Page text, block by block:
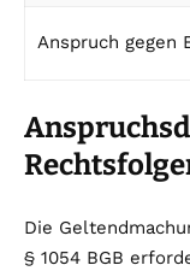
Anspruch gegen
Die
§ 1054 BGB